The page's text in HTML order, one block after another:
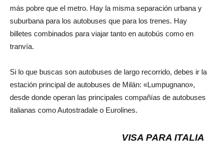
más pobre que el metro. Hay la misma separación urbana y
suburbana para los autobuses que para los trenes. Hay
billetes combinados para viajar tanto en autobús como en
tranvía.
Si lo que buscas son autobuses de largo recorrido, debes ir la
estación principal de autobuses de Milán: «Lumpugnano»,
desde donde operan las principales compañías de autobuses
italianas como Autostradale o Eurolines.
VISA PARA ITALIA